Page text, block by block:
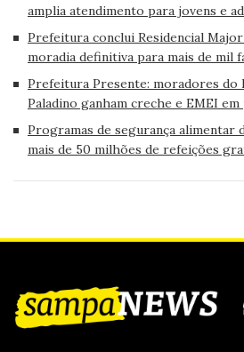
amplia atendimento para jovens e
Prefeitura conclui Residencial
moradia definitiva para mais de mil
Prefeitura Presente: moradores do
Paladino ganham creche e EMEI
Programas de segurança alimentar
mais de 50 milhões de refeições